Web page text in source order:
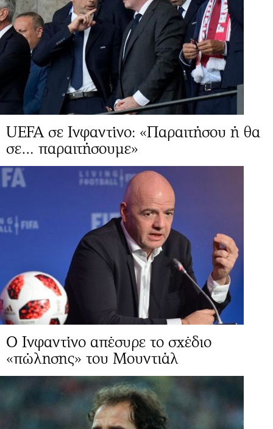
UEFA σε Ινφαντίνο: «Παραιτήσου ή θα
σε… παραιτήσουμε»
Ο Ινφαντίνο απέσυρε το σχέδιο
«πώλησης» του Μουντιάλ